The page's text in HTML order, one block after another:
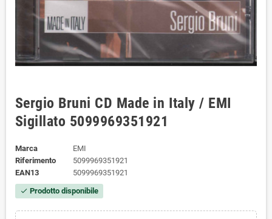
Sergio Bruni CD Made in Italy / EMI
Sigillato 5099969351921
Marca
EMI
Riferimento
5099969351921
EAN13
5099969351921
check Prodotto disponibile